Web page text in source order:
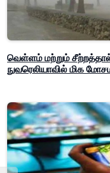
வெள்ளம் மற்றும்
நுவரெலியாவில் மிக